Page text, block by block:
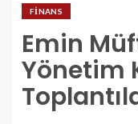
FINANS
Emin
Yönetim